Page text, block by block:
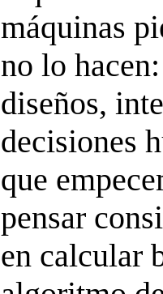
máquinas
no lo
diseños,
decisiones
que
pensar
en calcular